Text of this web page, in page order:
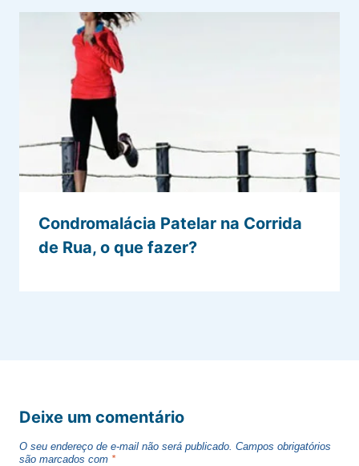
Condromalácia Patelar na Corrida
de Rua, o que fazer?
Deixe um comentário
O seu endereço de e-mail não será publicado. Campos obrigatórios
são marcados com *